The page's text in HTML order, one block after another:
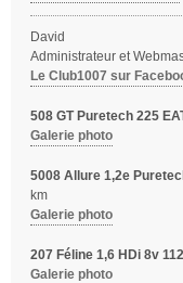
David
Administrateur et
Le Club1007 sur
508 GT Puretech 225
Galerie photo
5008 Allure 1,2e
km
Galerie photo
207 Féline 1,6 HDi 8v
Galerie photo